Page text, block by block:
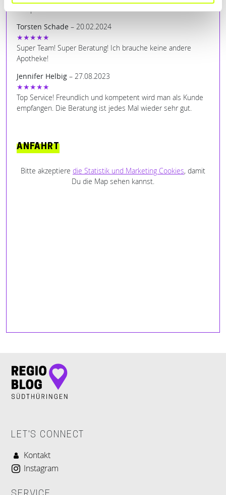
kompetente Mitarbeiter . Einfach nur klasse. Frau Senftleben
Torsten Schade – 20.02.2024
★★★★★
Super Team! Super Beratung! Ich brauche keine andere
Apotheke!
Jennifer Helbig – 27.08.2023
★★★★★
Top Service! Freundlich und kompetent wird man als Kunde
empfangen. Die Beratung ist jedes Mal wieder sehr gut.
ANFAHRT
Bitte akzeptiere die Statistik und Marketing Cookies, damit
Du die Map sehen kannst.
LET'S CONNECT
Kontakt
Instagram